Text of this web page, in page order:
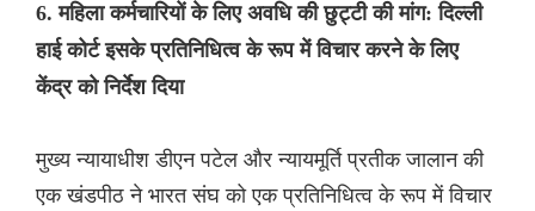
6. महिला कर्मचारियों के लिए अवधि की छुट्टी की मांग: दिल्ली
हाई कोर्ट इसके प्रतिनिधित्व के रूप में विचार करने के लिए
केंद्र को निर्देश दिया
मुख्य न्यायाधीश डीएन पटेल और न्यायमूर्ति प्रतीक जालान की
एक खंडपीठ ने भारत संघ को एक प्रतिनिधित्व के रूप में विचार